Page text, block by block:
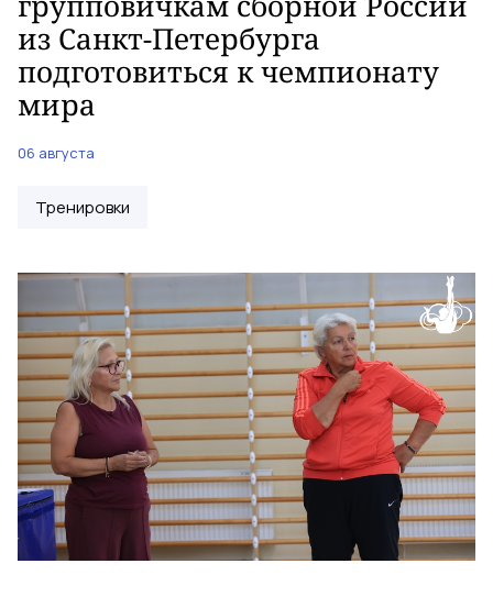
из Санкт-Петербурга
подготовиться к чемпионату
мира
06 августа
Тренировки